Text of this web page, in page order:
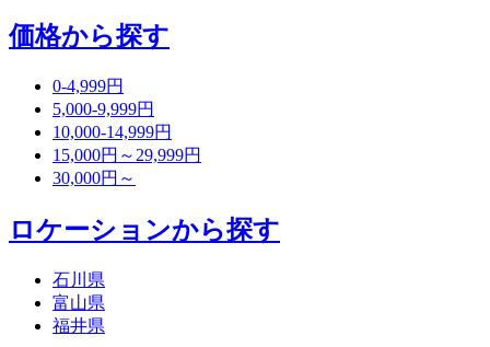
価格から探す
0-4,999円
5,000-9,999円
10,000-14,999円
15,000円～29,999円
30,000円～
ロケーションから探す
石川県
富山県
福井県